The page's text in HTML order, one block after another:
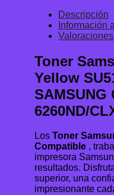
Descripción
Información
Toner
Yellow
SAMSUNG
6260ND/
Los Toner
Compatible ,
impresora
resultados.
superior, una
impresionante